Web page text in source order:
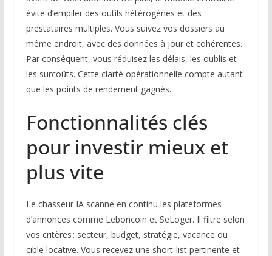
évite d’empiler des outils hétérogènes et des
prestataires multiples. Vous suivez vos dossiers au
même endroit, avec des données à jour et cohérentes.
Par conséquent, vous réduisez les délais, les oublis et
les surcoûts. Cette clarté opérationnelle compte autant
que les points de rendement gagnés.
Fonctionnalités clés
pour investir mieux et
plus vite
Le chasseur IA scanne en continu les plateformes
d’annonces comme Leboncoin et SeLoger. Il filtre selon
vos critères : secteur, budget, stratégie, vacance ou
cible locative. Vous recevez une short‑list pertinente et